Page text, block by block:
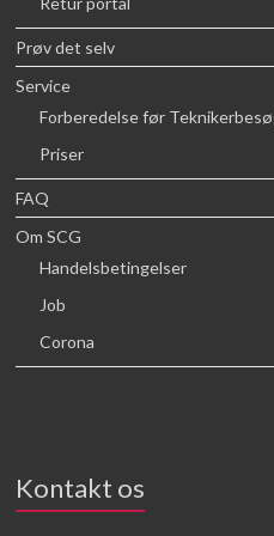
Prøv det selv
Service
Forberedelse før
Priser
FAQ
Om SCG
Handelsbetingelser
Job
Corona
Kontakt os